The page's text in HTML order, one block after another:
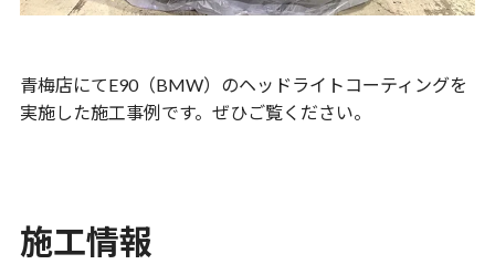
青梅店にてE90（BMW）のヘッドライトコーティングを
実施した施工事例です。ぜひご覧ください。
施工情報